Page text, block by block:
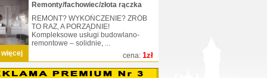
więcej cena: 1zł
Remonty/fachowiec/złota rączka
REMONT? WYKOŃCZENIE? ZRÓB
TO RAZ, A PORZĄDNIE!
Kompleksowe usługi budowlano-
remontowe – solidnie, ...